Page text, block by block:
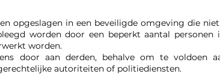
opgeslagen in een beveiligde omgeving die
worden door een beperkt aantal personen
worden.
door aan derden, behalve om te voldoen
autoriteiten of politiediensten.